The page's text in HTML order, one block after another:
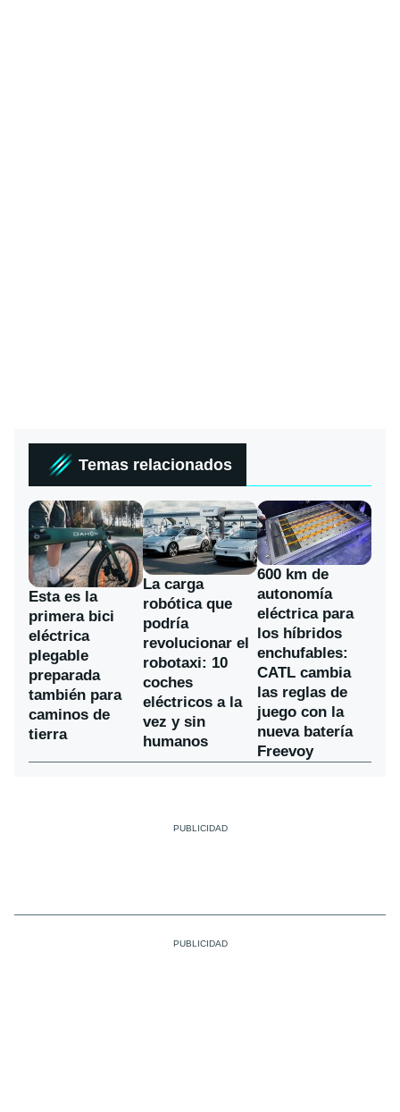
Temas relacionados
Esta es la
primera bici
eléctrica
plegable
preparada
también para
caminos de
tierra
La carga
robótica que
podría
revolucionar el
robotaxi: 10
coches
eléctricos a la
vez y sin
humanos
600 km de
autonomía
eléctrica para
los híbridos
enchufables:
CATL cambia
las reglas de
juego con la
nueva batería
Freevoy